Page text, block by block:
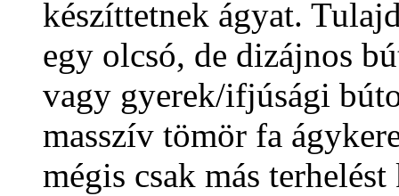
készíttetnek ágyat.
egy olcsó, de dizájnos
vagy gyerek/ifjúsági
masszív tömör fa
mégis csak más